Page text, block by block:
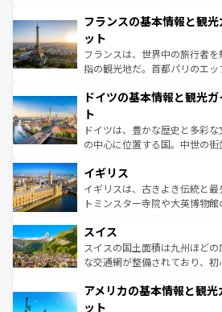
なお、新着のイタリア情報はコ
しい。
文化が根付くこの国では、情熱
れる闘牛、そして美味しいタパ
る。首都マドリードの洗練さ
アートに溢れた街角から、地
せる。地方によって風土や気
ンテンツ一覧 を参照してほしい
フランスの基本情報と観
ット
フランスは、世界中の旅行者
指の観光地だ。首都パリのエ
で、幅広い魅力が詰まってい
聖堂、美しいビーチ、そして豊
から魅了する。また、フラン
れ、フランス料理はユネスコ
香り高いラベンダー畑など、多
らに、パリ以外の地域にも魅
も豊かな歴史と文化が息づいて
を参照してほしい。
ドイツの基本情報と観光
ト
ドイツは、豊かな歴史と多彩
の中心に位置する国。中世の
顔を持つこの国は、どこを歩い
ルリンの文化的活気、バイエ
してライン川沿いのワイン畑
は、お酒好きな人にはぜひ体験してほし
ドイツ情報はコンテンツ一覧を
イギリス
イギリスは、古きよき伝統と
トミンスター寺院や大英博物
リアごとに異なる魅力がある。
ティー、ビール好きにはたま
戦など、本場だからこそでき
ンツ一覧を参照してほしい。
スイス
スイスの国土面積は九州ほど
な交通網が整備されており、
の建物がそのまま残る町や、ス
博物館もあり、アルプス観光だ
アメリカの基本情報と観
ット